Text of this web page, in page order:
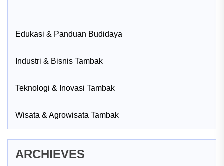
Edukasi & Panduan Budidaya
Industri & Bisnis Tambak
Teknologi & Inovasi Tambak
Wisata & Agrowisata Tambak
ARCHIEVES